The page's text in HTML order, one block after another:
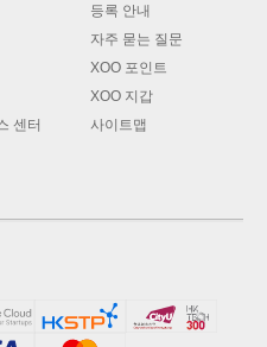
센터
등록 안내
자주 묻는 질문
XOO 포인트
XOO 지갑
사이트맵